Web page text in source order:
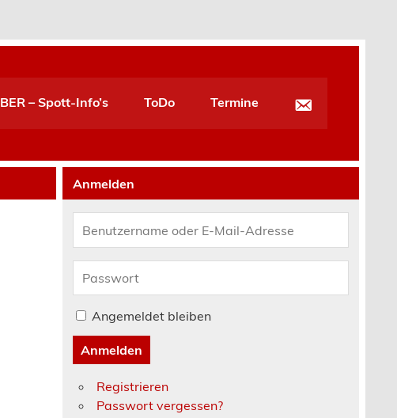
BER – Spott-Info’s ToDo Termine
Anmelden
Angemeldet bleiben
Anmelden
Registrieren
Passwort vergessen?